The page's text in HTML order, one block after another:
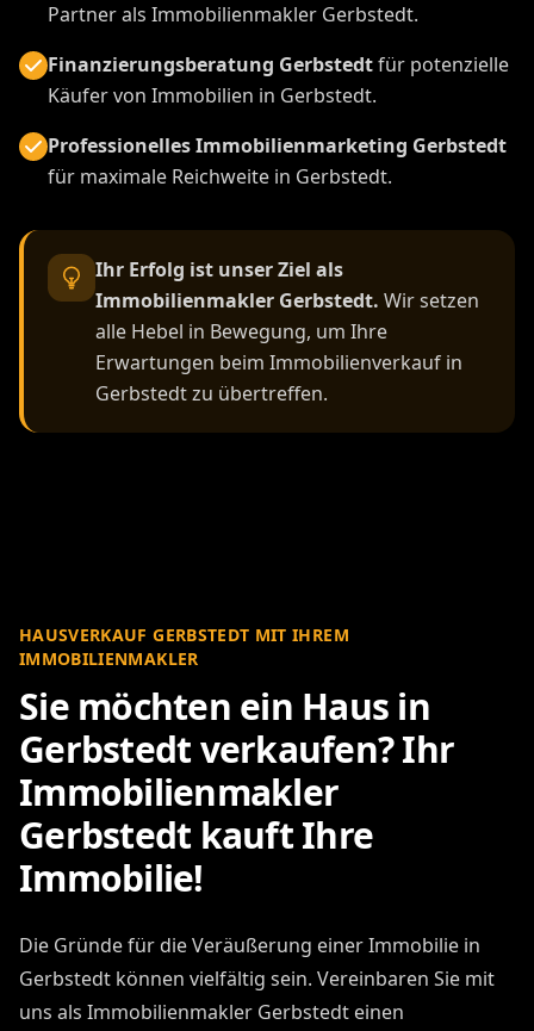
Partner als Immobilienmakler Gerbstedt.
Finanzierungsberatung Gerbstedtfür potenzielle
Käufer von Immobilien in Gerbstedt.
Professionelles Immobilienmarketing Gerbstedt
für maximale Reichweite in Gerbstedt.
Ihr Erfolg ist unser Ziel als
Immobilienmakler Gerbstedt. Wir setzen
alle Hebel in Bewegung, um Ihre
Erwartungen beim Immobilienverkauf in
Gerbstedt zu übertreffen.
HAUSVERKAUF GERBSTEDT MIT IHREM
IMMOBILIENMAKLER
Sie möchten ein Haus in
Gerbstedt verkaufen? Ihr
Immobilienmakler
Gerbstedt kauft Ihre
Immobilie!
Die Gründe für die Veräußerung einer Immobilie in
Gerbstedt können vielfältig sein. Vereinbaren Sie mit
uns als Immobilienmakler Gerbstedt einen